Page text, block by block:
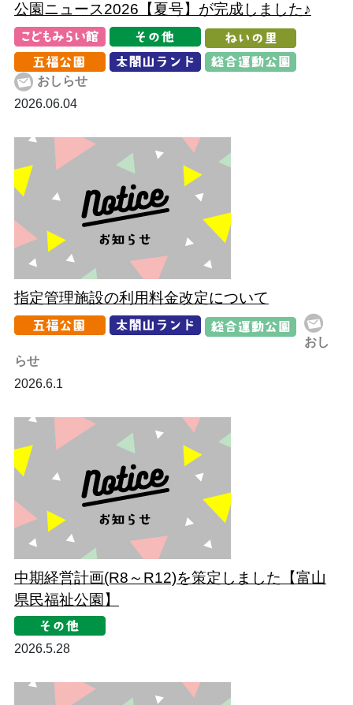
公園ニュース2026【夏号】が完成しました♪
おしらせ
2026.06.04
指定管理施設の利用料金改定について
おし
らせ
2026.6.1
中期経営計画(R8～R12)を策定しました【富山
県民福祉公園】
2026.5.28